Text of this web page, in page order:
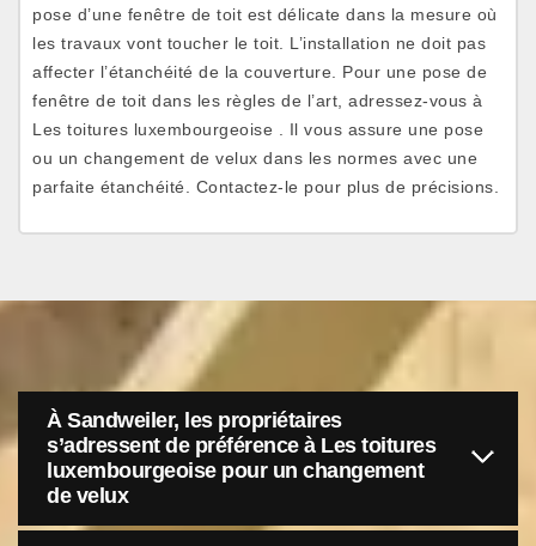
pose d’une fenêtre de toit est délicate dans la mesure où
les travaux vont toucher le toit. L’installation ne doit pas
affecter l’étanchéité de la couverture. Pour une pose de
fenêtre de toit dans les règles de l’art, adressez-vous à
Les toitures luxembourgeoise . Il vous assure une pose
ou un changement de velux dans les normes avec une
parfaite étanchéité. Contactez-le pour plus de précisions.
À Sandweiler, les propriétaires
s’adressent de préférence à Les toitures
luxembourgeoise pour un changement
de velux